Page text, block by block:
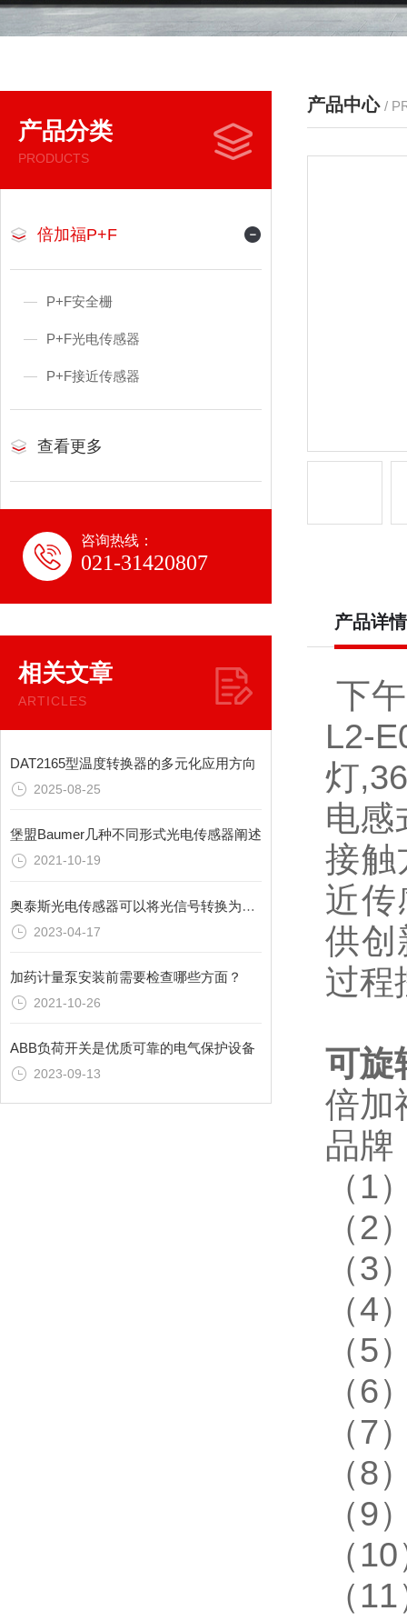
产品分类
PRODUCTS
倍加福P+F
P+F安全栅
P+F光电传感器
P+F接近传感器
查看更多
咨询热线：
021-31420807
相关文章
ARTICLES
DAT2165型温度转换器的多元化应用方向
2025-08-25
堡盟Baumer几种不同形式光电传感器阐述
2021-10-19
奥泰斯光电传感器可以将光信号转换为电信号
2023-04-17
加药计量泵安装前需要检查哪些方面？
2021-10-26
ABB负荷开关是优质可靠的电气保护设备
2023-09-13
产品中心 /
产品详情
下
L2-
灯
电感
接触
近传
供创
过程
可旋
倍加
品牌
（1
（2
（3
（4
（5
（6
（7
（8
（9
（
（